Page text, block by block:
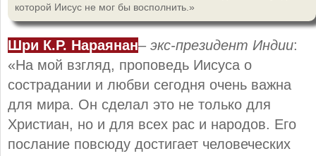
которой Иисус не мог бы восполнить.»
Шри К.Р. Нараянан– экс-президент Индии:
«На мой взгляд, проповедь Иисуса о
сострадании и любви сегодня очень важна
для мира. Он сделал это не только для
Христиан, но и для всех рас и народов. Его
послание повсюду достигает человеческих